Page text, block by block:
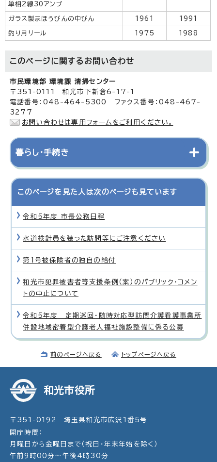
単相2線30アンプ
ガラス製まほうびんの中びん 1961 1991
釣り用リール 1975 1988
このページに関する お問い合わせ
市民環境部 環境課 清掃センター
〒351-0111 和光市下新倉6-17-1
電話番号：048-464-5300 ファクス番号：048-467-
3277
お問い合わせは専用フォームをご利用ください。
暮らし・手続き
このページを見た人は次のページも見ています
令和5年度 市長公務日程
水道検針員を装った訪問等にご注意ください
第1号被保険者の独自の給付
和光市犯罪被害者等支援条例（案）のパブリック・コメン
トの中止について
令和5年度 定期巡回・随時対応型訪問介護看護事業所
併設地域密着型介護老人福祉施設整備に係る公募
前のページへ戻る トップページへ戻る
和光市役所
〒351-0192 埼玉県和光市広沢1番5号
開庁時間：
月曜日から金曜日まで（祝日・年末年始を除く）
午前9時00分～午後4時30分